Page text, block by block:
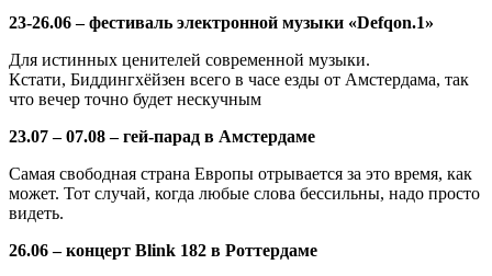
23-26.06 – фестиваль электронной музыки «Defqon.1»
Для истинных ценителей современной музыки.
Кстати, Биддингхёйзен всего в часе езды от Амстердама, так
что вечер точно будет нескучным
23.07 – 07.08 – гей-парад в Амстердаме
Самая свободная страна Европы отрывается за это время, как
может. Тот случай, когда любые слова бессильны, надо просто
видеть.
26.06 – концерт Blink 182 в Роттердаме